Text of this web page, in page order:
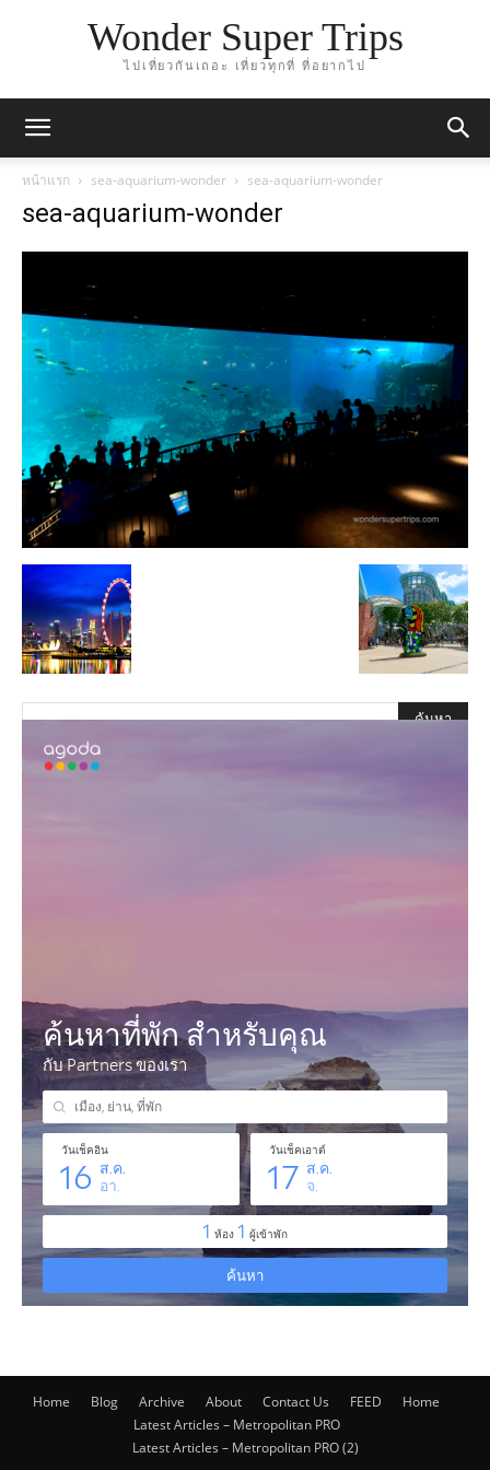
Wonder Super Trips
ไปเที่ยวกันเถอะ เที่ยวทุกที่ ที่อยากไป
หน้าแรก sea-aquarium-wonder sea-aquarium-wonder
sea-aquarium-wonder
Home Blog Archive About Contact Us FEED
Home
Latest Articles – Metropolitan PRO
Latest Articles – Metropolitan PRO (2)